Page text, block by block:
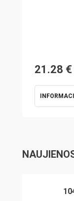
21.28 €